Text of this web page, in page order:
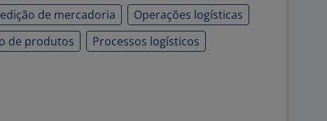
de mercadoria
Operações logísticas
de produtos Processos logísticos